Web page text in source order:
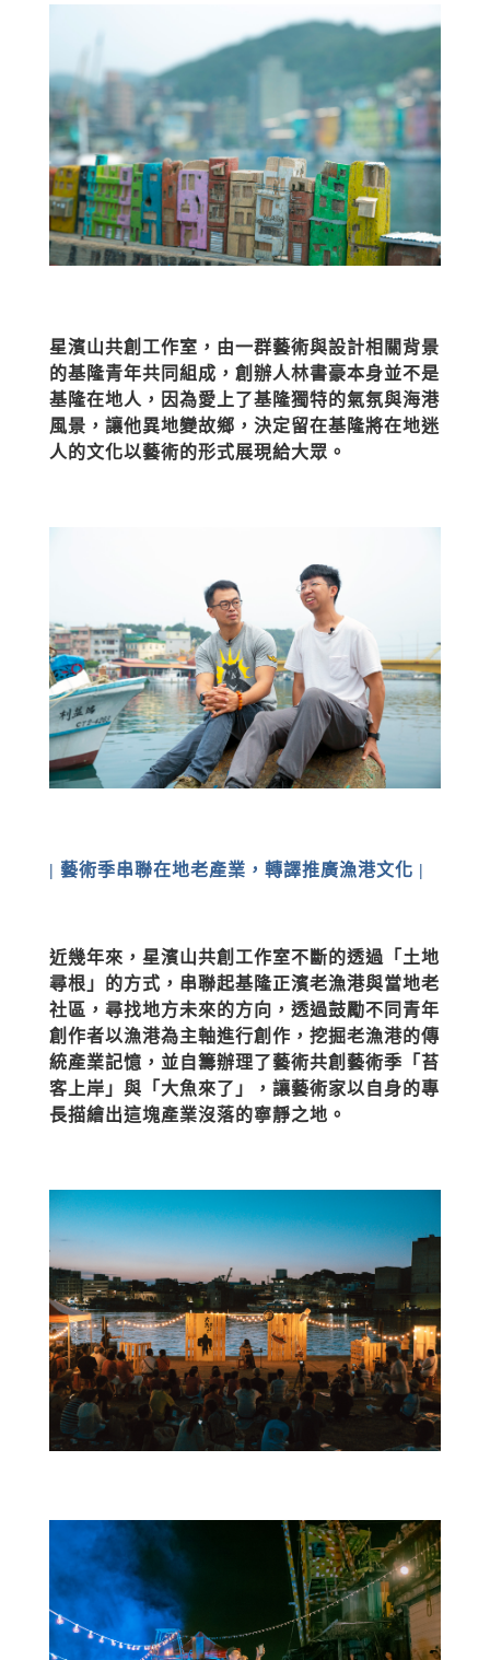
星濱山共創工作室，由一群藝術與設計相關背景
的基隆青年共同組成，創辦人林書豪本身並不是
基隆在地人，因為愛上了基隆獨特的氣氛與海港
風景，讓他異地變故鄉，決定留在基隆將在地迷
人的文化以藝術的形式展現給大眾。
| 藝術季串聯在地老產業，轉譯推廣漁港文化 |
近幾年來，星濱山共創工作室不斷的透過「土地
尋根」的方式，串聯起基隆正濱老漁港與當地老
社區，尋找地方未來的方向，透過鼓勵不同青年
創作者以漁港為主軸進行創作，挖掘老漁港的傳
統產業記憶，並自籌辦理了藝術共創藝術季「苔
客上岸」與「大魚來了」，讓藝術家以自身的專
長描繪出這塊產業沒落的寧靜之地。